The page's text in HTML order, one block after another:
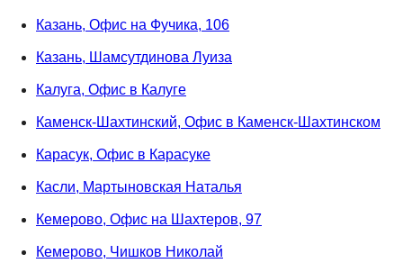
Казань, Офис на Фучика, 106
Казань, Шамсутдинова Луиза
Калуга, Офис в Калуге
Каменск-Шахтинский, Офис в Каменск-Шахтинском
Карасук, Офис в Карасуке
Касли, Мартыновская Наталья
Кемерово, Офис на Шахтеров, 97
Кемерово, Чишков Николай